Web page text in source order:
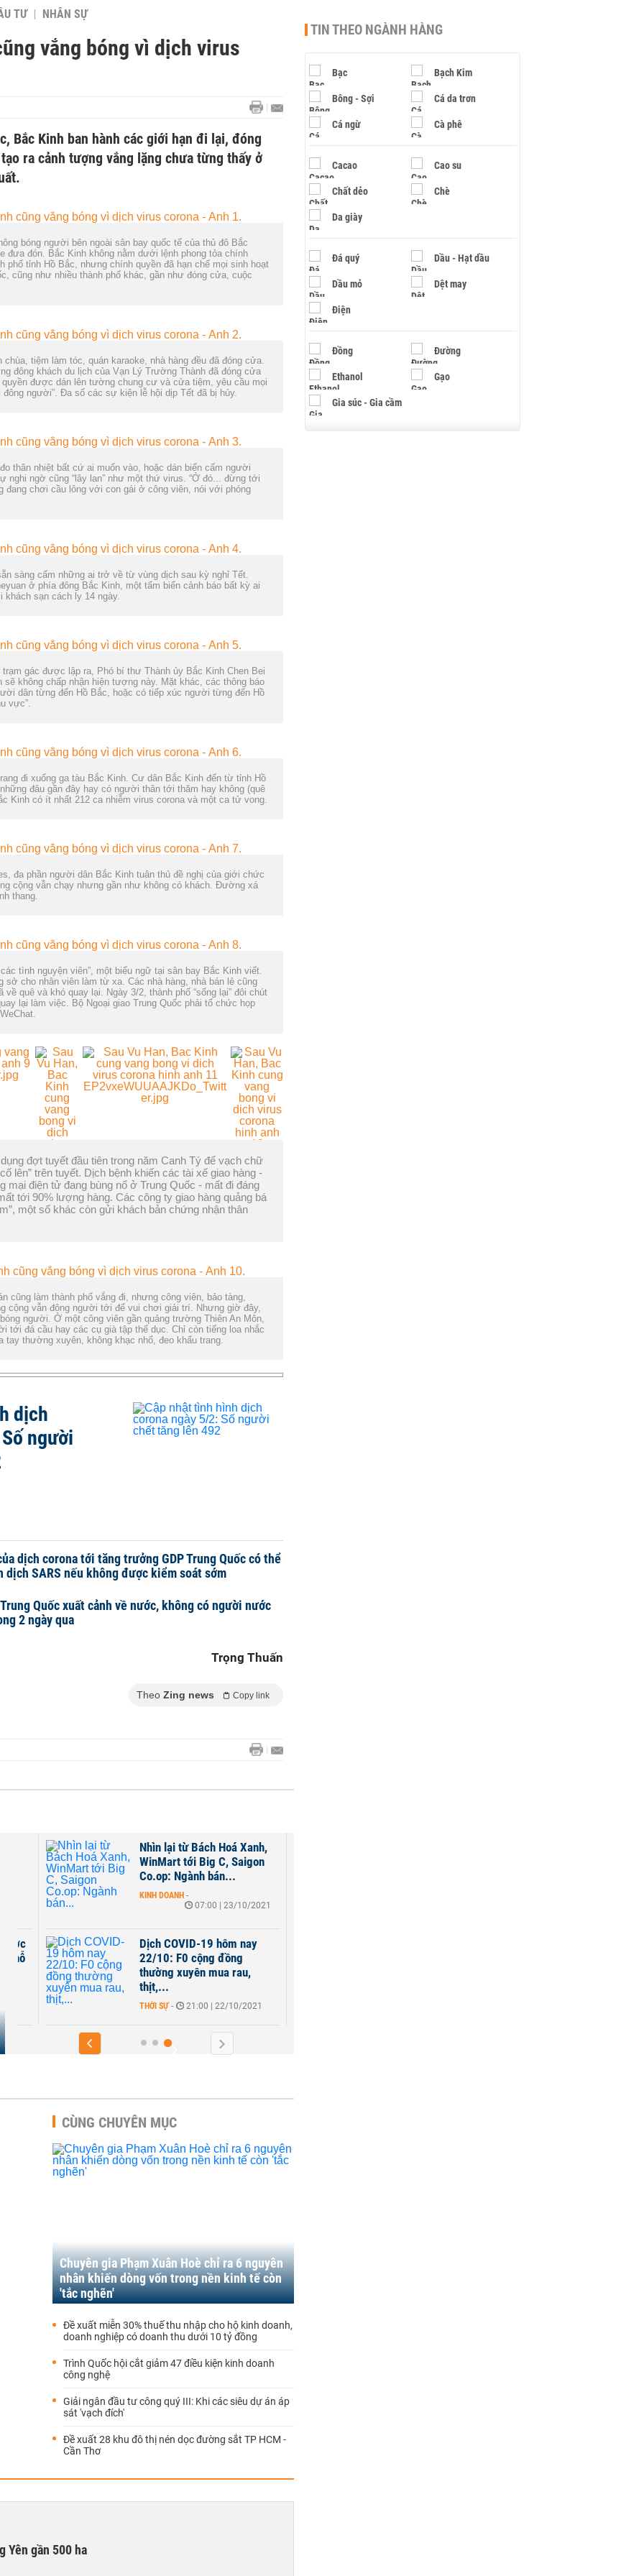
TƯ NHÂN SỰ
vắng bóng vì dịch virus
Bắc Kinh ban hành các giới hạn đi lại, đóng
ra cảnh tượng vắng lặng chưa từng thấy ở
bóng người bên ngoài sân bay quốc tế của thủ đô Bắc
đưa đón. Bắc Kinh không nằm dưới lệnh phong tỏa chính
phố tỉnh Hồ Bắc, nhưng chính quyền đã hạn chế mọi sinh hoạt
cũng như nhiều thành phố khác, gần như đóng cửa, cuộc
tiệm làm tóc, quán karaoke, nhà hàng đều đã đóng cửa.
đông khách du lịch của Vạn Lý Trường Thành đã đóng cửa
được dán lên tường chung cư và cửa tiệm, yêu cầu mọi
người”. Đa số các sự kiện lễ hội dịp Tết đã bị hủy.
thân nhiệt bất cứ ai muốn vào, hoặc dán biển cấm người
nghi ngờ cũng “lây lan” như một thứ virus. “Ở đó... đừng tới
đang chơi cầu lông với con gái ở công viên, nói với phóng
sàng cấm những ai trở về từ vùng dịch sau kỳ nghỉ Tết.
ở phía đông Bắc Kinh, một tấm biển cảnh báo bất kỳ ai
sạn cách ly 14 ngày.
gác được lập ra, Phó bí thư Thành ủy Bắc Kinh Chen Bei
sẽ không chấp nhận hiện tượng này. Mặt khác, các thông báo
dân từng đến Hồ Bắc, hoặc có tiếp xúc người từng đến Hồ
vực”.
đi xuống ga tàu Bắc Kinh. Cư dân Bắc Kinh đến từ tỉnh Hồ
đâu gần đây hay có người thân tới thăm hay không (quê
Kinh có ít nhất 212 ca nhiễm virus corona và một ca tử vong.
đa phần người dân Bắc Kinh tuân thủ đề nghị của giới chức
cộng vẫn chạy nhưng gần như không có khách. Đường xá
thang.
tình nguyện viên”, một biểu ngữ tại sân bay Bắc Kinh viết.
sở cho nhân viên làm từ xa. Các nhà hàng, nhà bán lẻ cũng
quê và khó quay lại. Ngày 3/2, thành phố “sống lại” đôi chút
lại làm việc. Bộ Ngoại giao Trung Quốc phải tổ chức họp
đợt tuyết đầu tiên trong năm Canh Tý để vạch chữ
lên” trên tuyết. Dịch bệnh khiến các tài xế giao hàng -
mại điện tử đang bùng nổ ở Trung Quốc - mất đi đáng
tới 90% lượng hàng. Các công ty giao hàng quảng bá
một số khác còn gửi khách bản chứng nhận thân
cũng làm thành phố vắng đi, nhưng công viên, bảo tàng,
cộng vẫn đông người tới để vui chơi giải trí. Nhưng giờ đây,
người. Ở một công viên gần quảng trường Thiên An Môn,
tới đá cầu hay các cụ già tập thể dục. Chỉ còn tiếng loa nhắc
tay thường xuyên, không khạc nhổ, đeo khẩu trang.
dịch
người
dịch corona tới tăng trưởng GDP Trung Quốc có thể
dịch SARS nếu không được kiểm soát sớm
Quốc xuất cảnh về nước, không có người nước
2 ngày qua
Trọng Thuấn
Theo Zing news Copy link
dược
hỗ
Nhìn lại từ Bách Hoá Xanh,
WinMart tới Big C, Saigon
Co.op: Ngành bán...
KINH DOANH -
07:00 | 23/10/2021
Dịch COVID-19 hôm nay
22/10: F0 cộng đồng
thường xuyên mua rau,
thịt,...
THỜI SỰ - 21:00 | 22/10/2021
CÙNG CHUYÊN MỤC
Chuyên gia Phạm Xuân Hoè chỉ ra 6 nguyên
nhân khiến dòng vốn trong nền kinh tế còn
'tắc nghẽn'
Đề xuất miễn 30% thuế thu nhập cho hộ kinh doanh,
doanh nghiệp có doanh thu dưới 10 tỷ đồng
Trình Quốc hội cắt giảm 47 điều kiện kinh doanh
công nghệ
Giải ngân đầu tư công quý III: Khi các siêu dự án áp
sát 'vạch đích'
Đề xuất 28 khu đô thị nén dọc đường sắt TP HCM -
Cần Thơ
Yên gần 500 ha
TIN THEO NGÀNH HÀNG
Bạc Bạch Kim
Bông - Sợi Cá da trơn
Cá ngừ Cà phê
Cacao Cao su
Chất dẻo Chè
Da giày
Đá quý Dầu - Hạt dầu
Dầu mỏ Dệt may
Điện
Đồng Đường
Ethanol Gạo
Gia súc - Gia cầm